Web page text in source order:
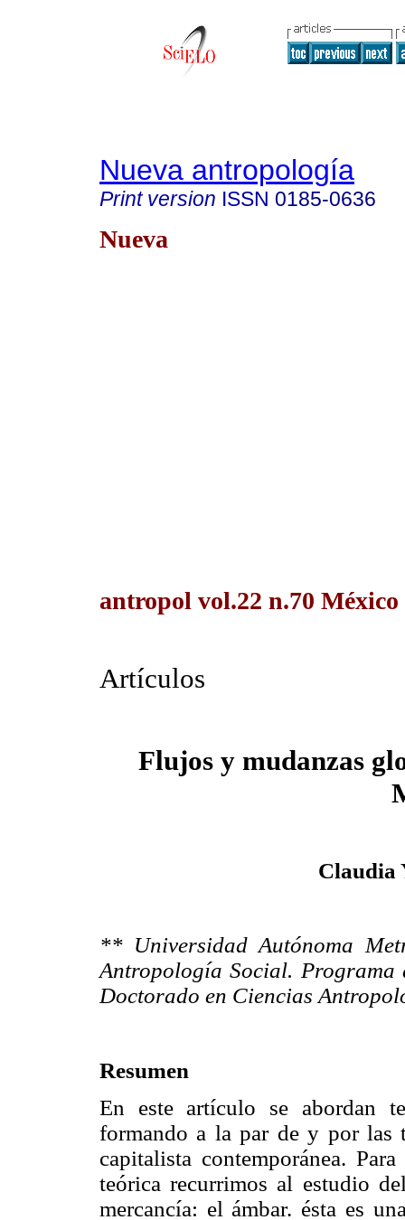
Nueva antropología
Print version ISSN 0185-0636
Nueva
antropol vol.22 n.70
Artículos
Flujos y mudanzas
Claudia
** Universidad Autónoma
Antropología Social.
Doctorado en Ciencias
Resumen
En este artículo se abordan
formando a la par de y por las
capitalista contemporánea.
teórica recurrimos al estudio
mercancía: el ámbar. ésta es